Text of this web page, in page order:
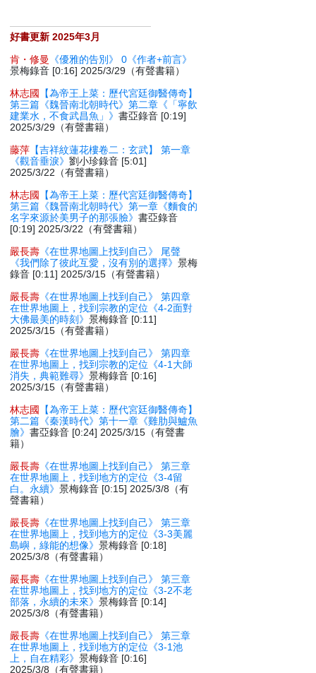
好書更新 2025年3月
肯・修曼
《優雅的告別》 0《作者+前言》
景梅錄音 [0:16] 2025/3/29（有聲書籍）
林志國
【為帝王上菜：歷代宮廷御醫傳奇】
第三篇《魏晉南北朝時代》第二章《「寧飲
建業水，不食武昌魚」》書亞錄音 [0:19]
2025/3/29（有聲書籍）
藤萍 【吉祥紋蓮花樓卷二：玄武】 第一章
《觀音垂淚》劉小珍錄音 [5:01]
2025/3/22（有聲書籍）
林志國
【為帝王上菜：歷代宮廷御醫傳奇】
第三篇《魏晉南北朝時代》第一章《麵食的
名字來源於美男子的那張臉》書亞錄音
[0:19] 2025/3/22（有聲書籍）
嚴長壽 《在世界地圖上找到自己》 尾聲
《我們除了彼此互愛，沒有別的選擇》景梅
錄音 [0:11] 2025/3/15（有聲書籍）
嚴長壽 《在世界地圖上找到自己》 第四章
在世界地圖上，找到宗教的定位《4-2面對
大佛最美的時刻》景梅錄音 [0:11]
2025/3/15（有聲書籍）
嚴長壽 《在世界地圖上找到自己》 第四章
在世界地圖上，找到宗教的定位《4-1大師
消失，典範難尋》景梅錄音 [0:16]
2025/3/15（有聲書籍）
林志國
【為帝王上菜：歷代宮廷御醫傳奇】
第二篇《秦漢時代》第十一章《雞肋與鱸魚
膾》書亞錄音 [0:24] 2025/3/15（有聲書
籍）
嚴長壽 《在世界地圖上找到自己》 第三章
在世界地圖上，找到地方的定位《3-4留
白。永續》景梅錄音 [0:15] 2025/3/8（有
聲書籍）
嚴長壽 《在世界地圖上找到自己》 第三章
在世界地圖上，找到地方的定位《3-3美麗
島嶼，綠能的想像》景梅錄音 [0:18]
2025/3/8（有聲書籍）
嚴長壽 《在世界地圖上找到自己》 第三章
在世界地圖上，找到地方的定位《3-2不老
部落，永續的未來》景梅錄音 [0:14]
2025/3/8（有聲書籍）
嚴長壽 《在世界地圖上找到自己》 第三章
在世界地圖上，找到地方的定位《3-1池
上，自在精彩》景梅錄音 [0:16]
2025/3/8（有聲書籍）